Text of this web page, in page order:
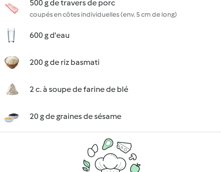
500 g de travers de porc
coupés en côtes individuelles (env. 5 cm de long)
600 g d'eau
200 g de riz basmati
2 c. à soupe de farine de blé
20 g de graines de sésame